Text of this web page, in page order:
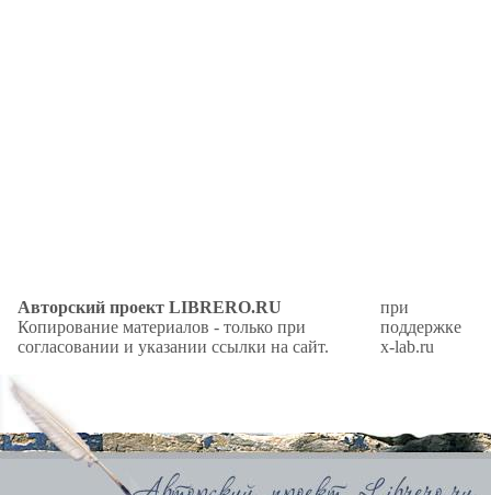
Авторский проект LIBRERO.RU
Копирование материалов - только при
согласовании и указании ссылки на сайт.
при
поддержке
x-lab.ru